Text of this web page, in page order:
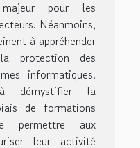
pour les
Néanmoins,
à appréhender
protection des
informatiques.
démystifier la
de formations
permettre aux
leur activité